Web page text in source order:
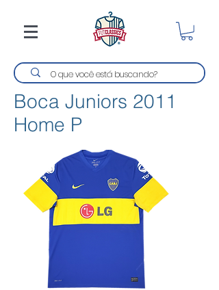
Boca Juniors 2011
Home P